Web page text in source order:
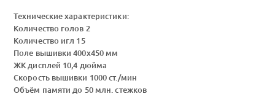
Технические характеристики:
Количество голов 2
Количество игл 15
Поле вышивки 400х450 мм
ЖК дисплей 10,4 дюйма
Скорость вышивки 1000 ст./мин
Объём памяти до 50 млн. стежков